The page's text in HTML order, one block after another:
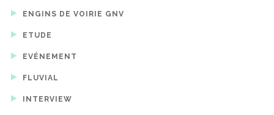
ENGINS DE VOIRIE GNV
ETUDE
EVÉNEMENT
FLUVIAL
INTERVIEW